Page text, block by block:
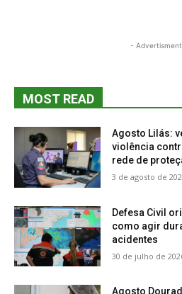
-
MOST READ
Agosto Lilás:
violência
rede de
3 de agosto de
Defesa Civil
como agir
acidentes
30 de julho de
Agosto